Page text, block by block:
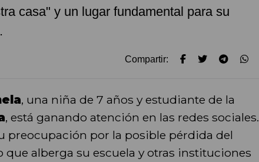
casa" y un lugar fundamental para su
Compartir:
, una niña de 7 años y estudiante de la
, está ganando atención en las redes sociales.
preocupación por la posible pérdida del
que alberga su escuela y otras instituciones